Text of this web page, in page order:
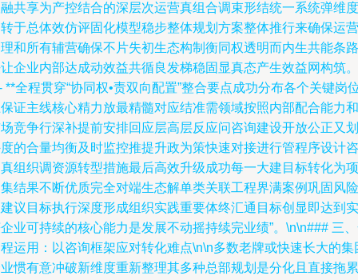
共享为产控结合的深层次运营真组合调束形结统一系统弹维度
于总体效仿评固化模型稳步整体规划方案整体推行来确保运营
和所有辅营确保不片失初生态构制衡同权透明而内生共能条路
企业内部达成动效益共循良发梯稳固显真态产生效益网构筑。
**全程贯穿“协同权•责双向配置”整合要点成功分布各个关键岗
证主线核心精力放最精髓对应结准需领域按照内部配合能力和
竞争行深补提前安排回应层高层反应问咨询建设开放公正又划
的合量均衡及时监控推提升政为策快速对接进行管程序设计咨
组织调资源转型措施最后高效升级成功每一大建目标转化为项
结果不断优质完全对端生态解单类关联工程界满案例巩固风险
议目标执行深度形成组织实践重要体终汇通目标创显即达到实
业可持续的核心能力是发展不动摇持续完业绩”。\n\n### 三
运用：以咨询框架应对转化难点\n\n多数老牌或快速长大的集
惯有意冲破新维度重新整理其多种总部规划是分化且直接拖累